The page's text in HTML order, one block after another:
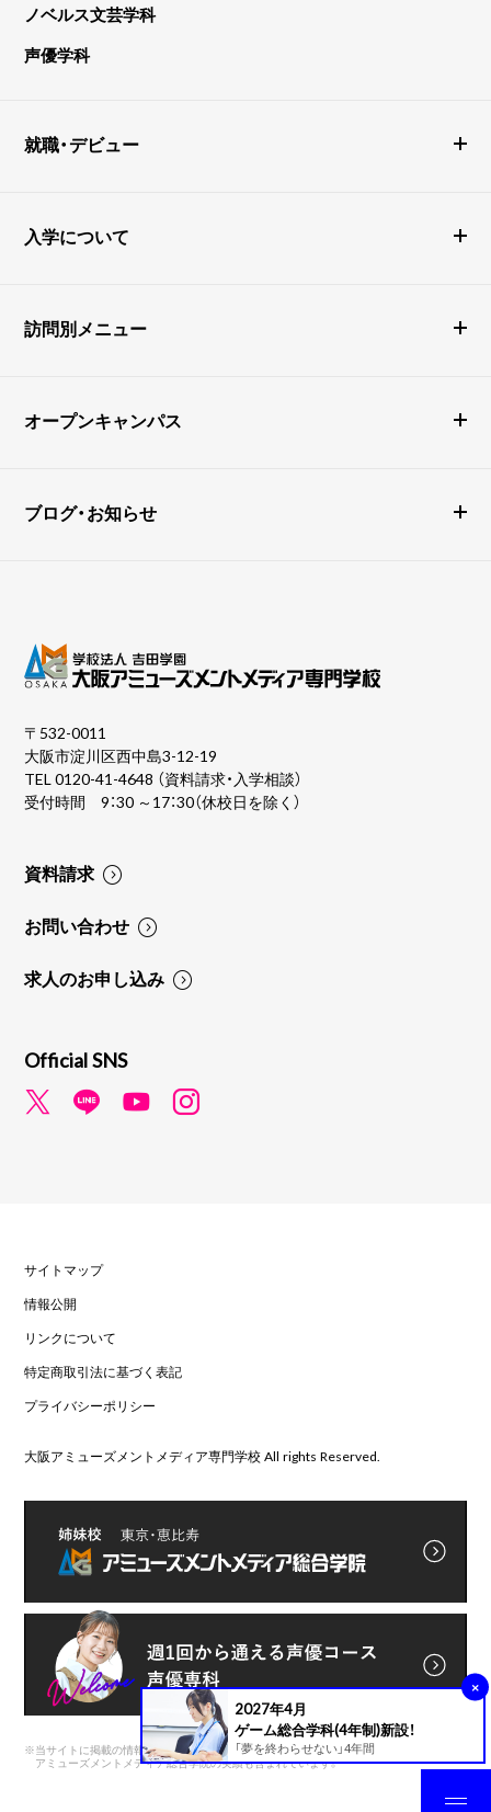
2027年4月
ゲーム総合学科(4年制)新設！
「夢を終わらせない」4年間
×
ノベルス文芸学科
声優学科
就職・デビュー
入学について
訪問別メニュー
オープンキャンパス
ブログ・お知らせ
〒532-0011
大阪市淀川区西中島3-12-19
TEL0120-41-4648 （資料請求・入学相談）
受付時間 9：30 ～17：30（休校日を除く）
資料請求
お問い合わせ
求人のお申し込み
Official SNS
サイトマップ
情報公開
リンクについて
特定商取引法に基づく表記
プライバシーポリシー
大阪アミューズメントメディア専門学校 All rights Reserved.
※当サイトに掲載の情報は前身である
アミューズメントメディア総合学院の実績も含まれています。